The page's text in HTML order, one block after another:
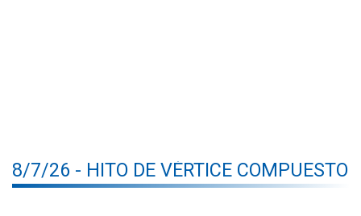
8/7/26 - HITO DE VÉRTICE COMPUESTO